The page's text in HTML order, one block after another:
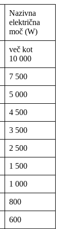
Nazivna
električna
moč (W)
več kot
10 000
7 500
5 000
4 500
3 500
2 500
1 500
1 000
800
600